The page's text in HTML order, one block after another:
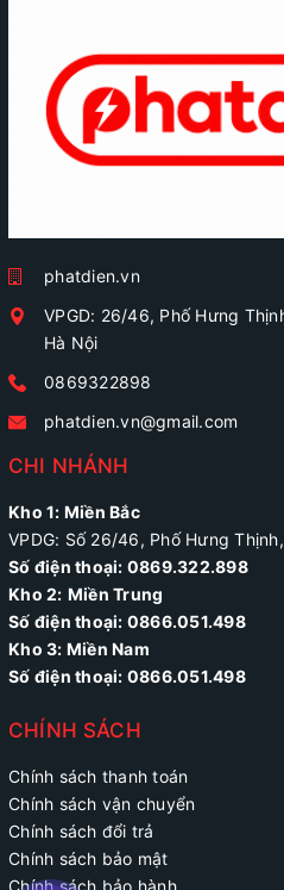
phatdien.vn
VPGD: 26/46, Phố Hưng
Hà Nội
0869322898
phatdien.vn@gmail.com
CHI NHÁNH
Kho 1: Miền Bắc
VPDG: Số 26/46, Phố Hưng
Số điện thoại: 0869.322.898
Kho 2: Miền Trung
Số điện thoại: 0866.051.498
Kho 3: Miền Nam
Số điện thoại: 0866.051.498
CHÍNH SÁCH
Chính sách thanh toán
Chính sách vận chuyển
Chính sách đổi trả
Chính sách bảo mật